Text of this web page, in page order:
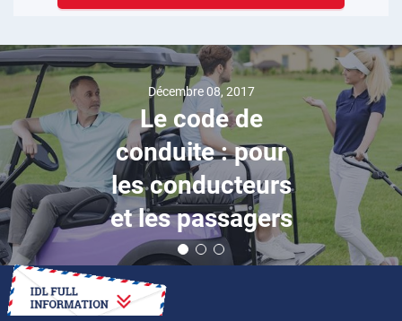
Décembre 08, 2017
Le code de
conduite : pour
les conducteurs
et les passagers
COMMENT FAIRE